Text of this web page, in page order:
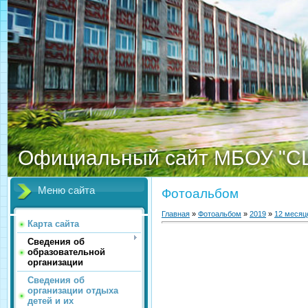
Официальный сайт МБОУ
Меню сайта
Карта сайта
Сведения об
образовательной
организации
Сведения об
организации отдыха
детей и их
Фотоальбом
Главная » Фотоальбом » 2019 » 12